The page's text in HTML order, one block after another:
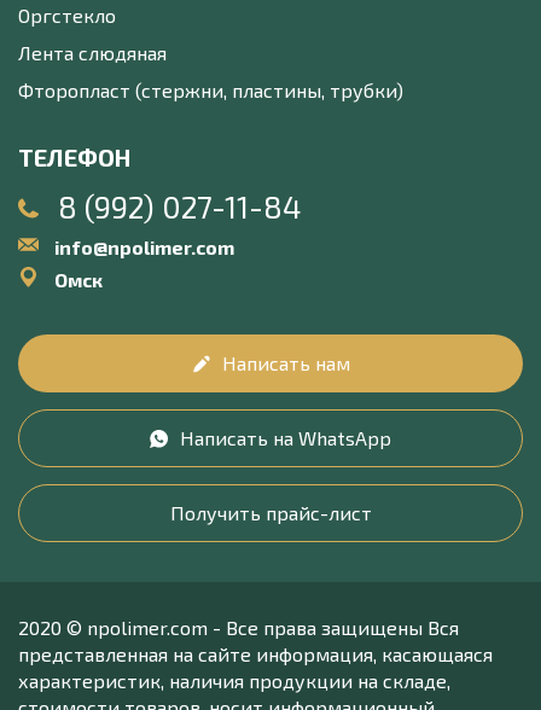
Оргстекло
Лента слюдяная
Фторопласт (стержни, пластины, трубки)
ТЕЛЕФОН
8 (992) 027-11-84
info@npolimer.com
Омск
Написать нам
Написать на WhatsApp
Получить прайс-лист
2020 © npolimer.com - Все права защищены Вся
представленная на сайте информация, касающаяся
характеристик, наличия продукции на складе,